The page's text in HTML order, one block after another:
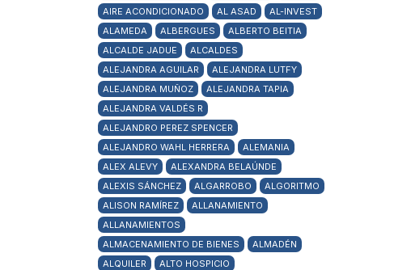
AIRE ACONDICIONADO
AL ASAD
AL-INVEST
ALAMEDA
ALBERGUES
ALBERTO BEITIA
ALCALDE JADUE
ALCALDES
ALEJANDRA AGUILAR
ALEJANDRA LUTFY
ALEJANDRA MUÑOZ
ALEJANDRA TAPIA
ALEJANDRA VALDÉS R
ALEJANDRO PEREZ SPENCER
ALEJANDRO WAHL HERRERA
ALEMANIA
ALEX ALEVY
ALEXANDRA BELAÚNDE
ALEXIS SÁNCHEZ
ALGARROBO
ALGORITMO
ALISON RAMÍREZ
ALLANAMIENTO
ALLANAMIENTOS
ALMACENAMIENTO DE BIENES
ALMADÉN
ALQUILER
ALTO HOSPICIO